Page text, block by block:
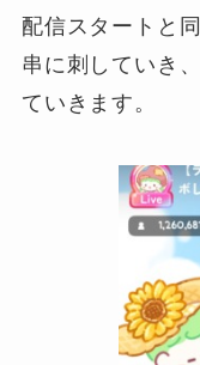
配信スタートと
串に刺していき
ていきます。